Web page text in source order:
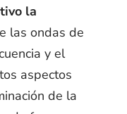
la
las ondas de
y el
aspectos
de la